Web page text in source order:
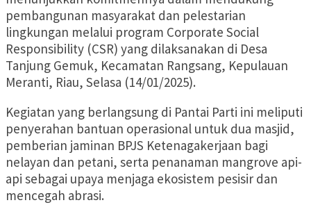
pembangunan masyarakat dan pelestarian
lingkungan melalui program Corporate Social
Responsibility (CSR) yang dilaksanakan di Desa
Tanjung Gemuk, Kecamatan Rangsang, Kepulauan
Meranti, Riau, Selasa (14/01/2025).
Kegiatan yang berlangsung di Pantai Parti ini meliputi
penyerahan bantuan operasional untuk dua masjid,
pemberian jaminan BPJS Ketenagakerjaan bagi
nelayan dan petani, serta penanaman mangrove api-
api sebagai upaya menjaga ekosistem pesisir dan
mencegah abrasi.